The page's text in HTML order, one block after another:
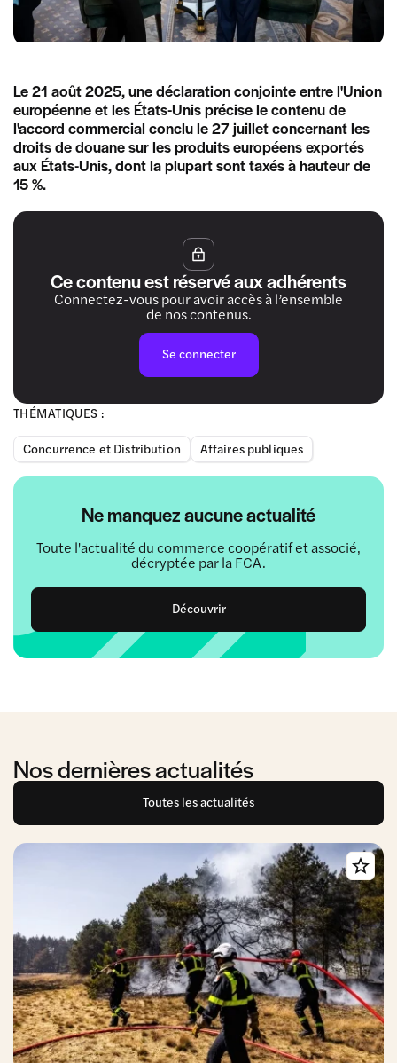
THÉMATIQUES :
Concurrence et Distribution
Affaires publiques
Ne manquez aucune actualité
Toute l'actualité du commerce coopératif et associé,
décryptée par la FCA.
Découvrir
Le 21 août 2025, une déclaration conjointe entre l'Union
européenne et les États-Unis précise le contenu de
l'accord commercial conclu le 27 juillet concernant les
droits de douane sur les produits européens exportés
aux États-Unis, dont la plupart sont taxés à hauteur de
15 %.
Ce contenu est réservé aux adhérents
Connectez-vous pour avoir accès à l’ensemble
de nos contenus.
Se connecter
Nos dernières actualités
Toutes les actualités